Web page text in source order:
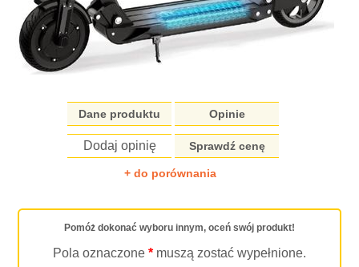
Dane produktu Opinie
Dodaj opinię Sprawdź cenę
+ do porównania
Pomóż dokonać wyboru innym, oceń swój produkt!
Pola oznaczone * muszą zostać wypełnione.